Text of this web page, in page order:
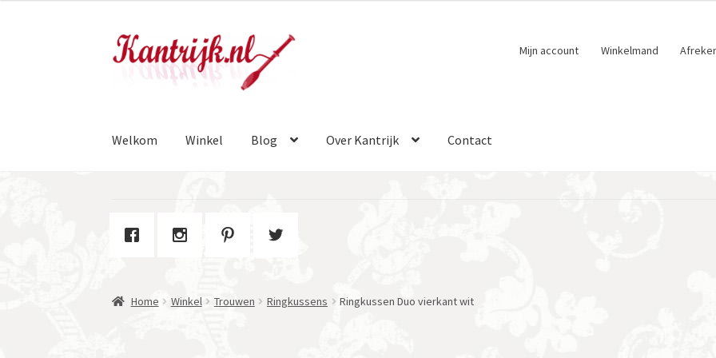
Ga
door
Ga
naar
Mijn account Winkelmand
Welkom Winkel Blog Over Kantrijk Contact
Home Winkel Trouwen Ringkussens Ringkussen Duo vierkant wit